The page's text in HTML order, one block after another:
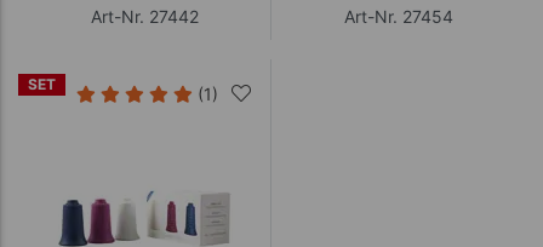
Art-Nr. 27442
Art-Nr. 27454
SET (1)